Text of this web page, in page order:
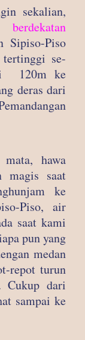
sekalian,
berdekatan
Piso
se-
120m ke
deras dari
hawa
magis saat
ke
Piso, air
saat kami
pun yang
medan
repot turun
Cukup dari
sampai ke